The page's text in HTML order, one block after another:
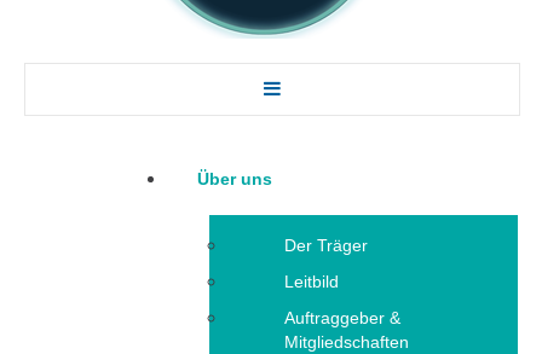
Über uns
Der Träger
Leitbild
Auftraggeber &
Mitgliedschaften